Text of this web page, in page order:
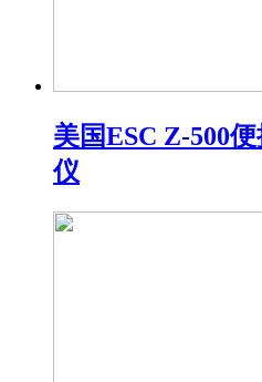
美国ESC Z-500
仪